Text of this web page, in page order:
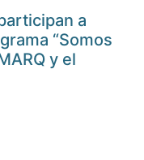
a
“Somos
y el